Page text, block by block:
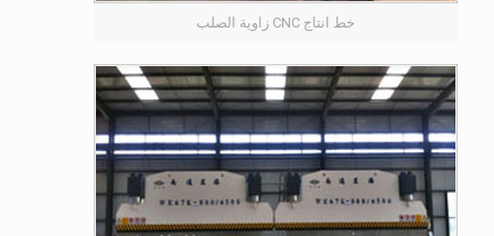
خط انتاج CNC زاوية الصلب